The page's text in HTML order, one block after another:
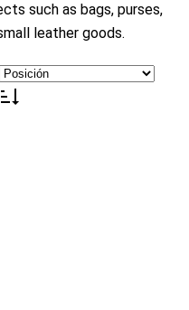
such as bags, purses,
leather goods.